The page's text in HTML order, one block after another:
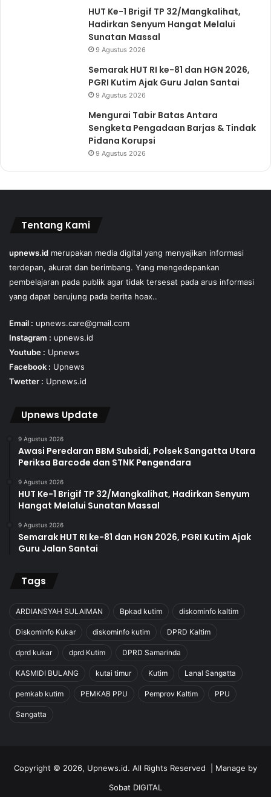
HUT Ke-1 Brigif TP 32/Mangkalihat,
Hadirkan Senyum Hangat Melalui
Sunatan Massal
9 Agustus 2026
Semarak HUT RI ke-81 dan HGN 2026,
PGRI Kutim Ajak Guru Jalan Santai
9 Agustus 2026
Mengurai Tabir Batas Antara
Sengketa Pengadaan Barjas & Tindak
Pidana Korupsi
9 Agustus 2026
Tentang Kami
upnews.id merupakan media digital yang menyajikan informasi
terdepan, akurat dan berimbang. Yang mengedepankan
pembelajaran pada publik agar tidak tersesat pada arus informasi
yang dapat berujung pada berita hoax..
Email : upnews.care@gmail.com
Instagram : upnews.id
Youtube : Upnews
Facebook : Upnews
Twetter : Upnews.id
Upnews Update
9 Agustus 2026
Awasi Peredaran BBM Subsidi, Polsek Sangatta Utara
Periksa Barcode dan STNK Pengendara
9 Agustus 2026
HUT Ke-1 Brigif TP 32/Mangkalihat, Hadirkan Senyum
Hangat Melalui Sunatan Massal
9 Agustus 2026
Semarak HUT RI ke-81 dan HGN 2026, PGRI Kutim Ajak
Guru Jalan Santai
Tags
ARDIANSYAH SULAIMAN Bpkad kutim diskominfo kaltim
Diskominfo Kukar diskominfo kutim DPRD Kaltim
dprd kukar dprd Kutim DPRD Samarinda
KASMIDI BULANG kutai timur Kutim Lanal Sangatta
pemkab kutim PEMKAB PPU Pemprov Kaltim PPU
Sangatta
Copyright © 2026, Upnews.id. All Rights Reserved | Manage by
Sobat DIGITAL